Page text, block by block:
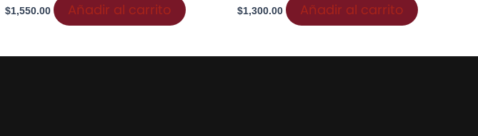
$1,550.00 Añadir al carrito $1,300.00 Añadir al carrito